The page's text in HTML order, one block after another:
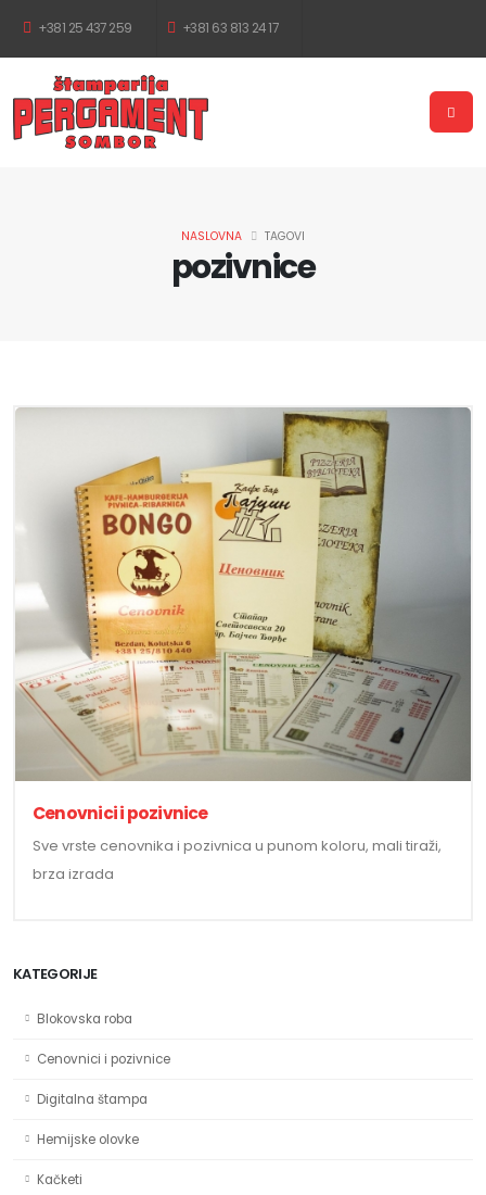
+381 25 437 259 +381 63 813 24 17
pozivnice
NASLOVNA TAGOVI
Cenovnici i pozivnice
Sve vrste cenovnika i pozivnica u punom koloru, mali tiraži,
brza izrada
KATEGORIJE
Blokovska roba
Cenovnici i pozivnice
Digitalna štampa
Hemijske olovke
Kačketi